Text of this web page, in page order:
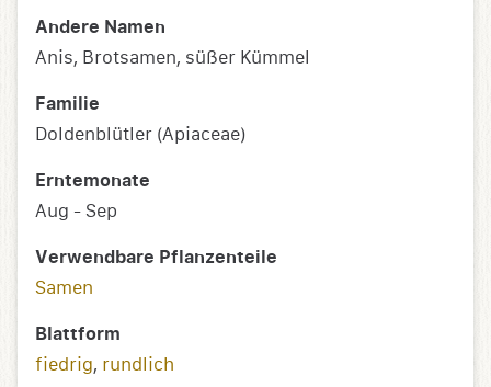
Andere Namen
Anis, Brotsamen, süßer Kümmel
Familie
Doldenblütler (Apiaceae)
Erntemonate
Aug - Sep
Verwendbare Pflanzenteile
Samen
Blattform
fiedrig, rundlich